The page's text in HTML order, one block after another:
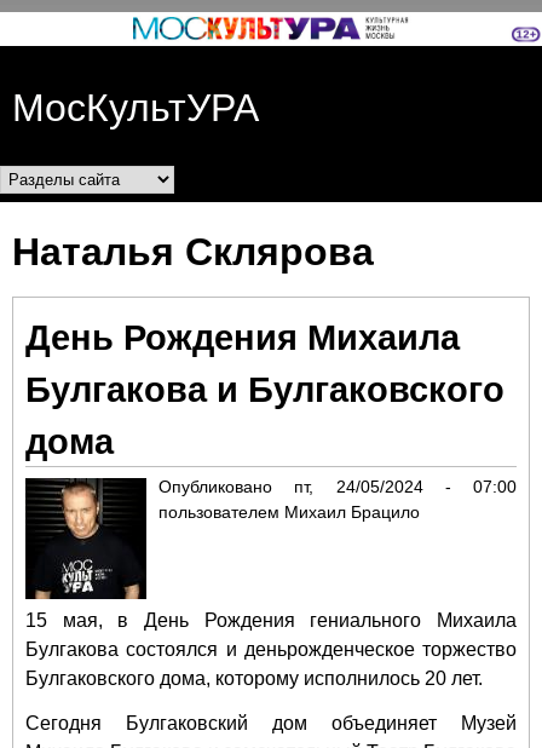
Перейти к основному
МосКультУРА
Разделы сайта
Наталья Склярова
День Рождения Михаила
Булгакова и Булгаковского
дома
Опубликовано пт, 24/05/2024 - 07:00
пользователем Михаил Брацило
15 мая, в День Рождения гениального Михаила
Булгакова состоялся и деньрожденческое торжество
Булгаковского дома, которому исполнилось 20 лет.
Сегодня Булгаковский дом объединяет Музей